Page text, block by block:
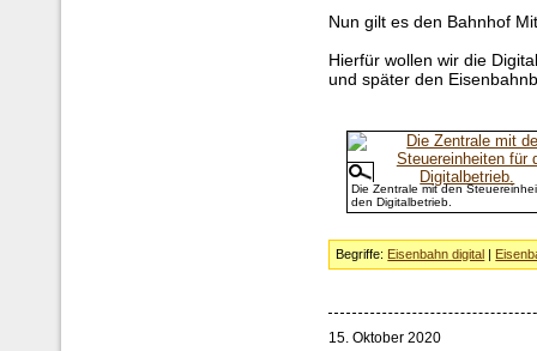
Nun gilt es den Bahnhof
Hierfür wollen wir die
und später den
Die Zentrale mit den
den Digitalbetrieb.
Begriffe: Eisenbahn digital
15. Oktober 2020